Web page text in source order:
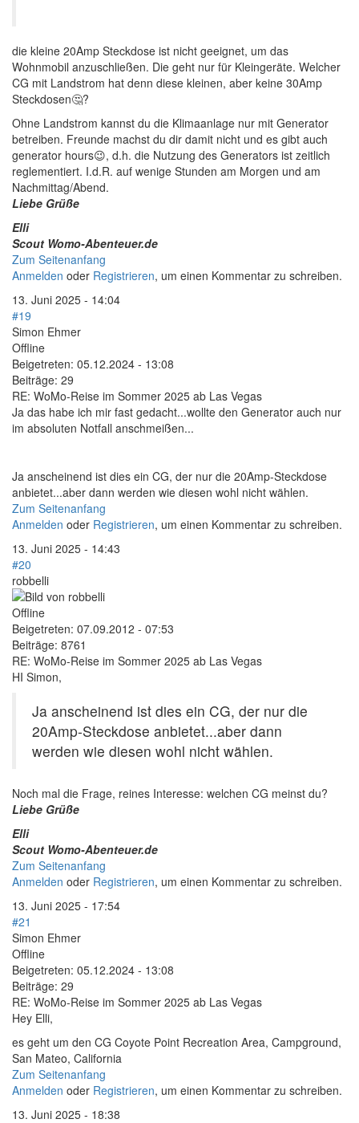
die kleine 20Amp Steckdose ist nicht geeignet, um das
Wohnmobil anzuschließen. Die geht nur für Kleingeräte. Welcher
CG mit Landstrom hat denn diese kleinen, aber keine 30Amp
Steckdosen🤔?
Ohne Landstrom kannst du die Klimaanlage nur mit Generator
betreiben. Freunde machst du dir damit nicht und es gibt auch
generator hours😉, d.h. die Nutzung des Generators ist zeitlich
reglementiert. I.d.R. auf wenige Stunden am Morgen und am
Nachmittag/Abend.
Liebe Grüße
Elli
Scout Womo-Abenteuer.de
Zum Seitenanfang
Anmelden oder Registrieren, um einen Kommentar zu schreiben.
13. Juni 2025 - 14:04
#19
Simon Ehmer
Offline
Beigetreten: 05.12.2024 - 13:08
Beiträge: 29
RE: WoMo-Reise im Sommer 2025 ab Las Vegas
Ja das habe ich mir fast gedacht...wollte den Generator auch nur
im absoluten Notfall anschmeißen...
Ja anscheinend ist dies ein CG, der nur die 20Amp-Steckdose
anbietet...aber dann werden wie diesen wohl nicht wählen.
Zum Seitenanfang
Anmelden oder Registrieren, um einen Kommentar zu schreiben.
13. Juni 2025 - 14:43
#20
robbelli
Offline
Beigetreten: 07.09.2012 - 07:53
Beiträge: 8761
RE: WoMo-Reise im Sommer 2025 ab Las Vegas
HI Simon,
Ja anscheinend ist dies ein CG, der nur die
20Amp-Steckdose anbietet...aber dann
werden wie diesen wohl nicht wählen.
Noch mal die Frage, reines Interesse: welchen CG meinst du?
Liebe Grüße
Elli
Scout Womo-Abenteuer.de
Zum Seitenanfang
Anmelden oder Registrieren, um einen Kommentar zu schreiben.
13. Juni 2025 - 17:54
#21
Simon Ehmer
Offline
Beigetreten: 05.12.2024 - 13:08
Beiträge: 29
RE: WoMo-Reise im Sommer 2025 ab Las Vegas
Hey Elli,
es geht um den CG Coyote Point Recreation Area, Campground,
San Mateo, California
Zum Seitenanfang
Anmelden oder Registrieren, um einen Kommentar zu schreiben.
13. Juni 2025 - 18:38